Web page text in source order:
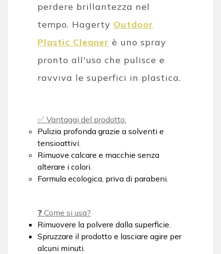
perdere brillantezza nel
tempo. Hagerty Outdoor
Plastic Cleaner è uno spray
pronto all'uso che pulisce e
ravviva le superfici in plastica.
✅ Vantaggi del prodotto:
Pulizia profonda grazie a solventi e
tensioattivi.
Rimuove calcare e macchie senza
alterare i colori.
Formula ecologica, priva di parabeni.
❓ Come si usa?
Rimuovere la polvere dalla superficie.
Spruzzare il prodotto e lasciare agire per
alcuni minuti.